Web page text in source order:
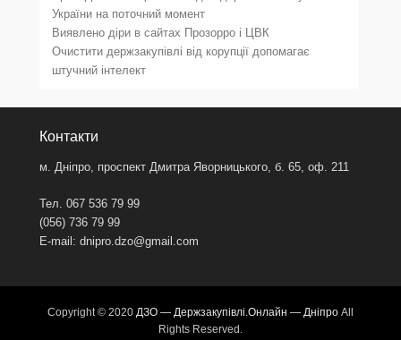
України на поточний момент
Виявлено діри в сайтах Прозорро і ЦВК
Очистити держзакупівлі від корупції допомагає
штучний інтелект
Контакти
м. Дніпро, проспект Дмитра Яворницького, б. 65, оф. 211
Тел. 067 536 79 99
(056) 736 79 99
E-mail: dnipro.dzo@gmail.com
Copyright © 2020 ДЗО — Держзакупівлі.Онлайн — Дніпро All
Rights Reserved.